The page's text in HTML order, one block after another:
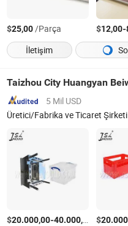
$25,00/Parça $12,00-
İletişim
5 Mil USD
Üretici/Fabrika ve Ticaret Şirketi
$20.000,00-40.000,00 /Ayarla
$